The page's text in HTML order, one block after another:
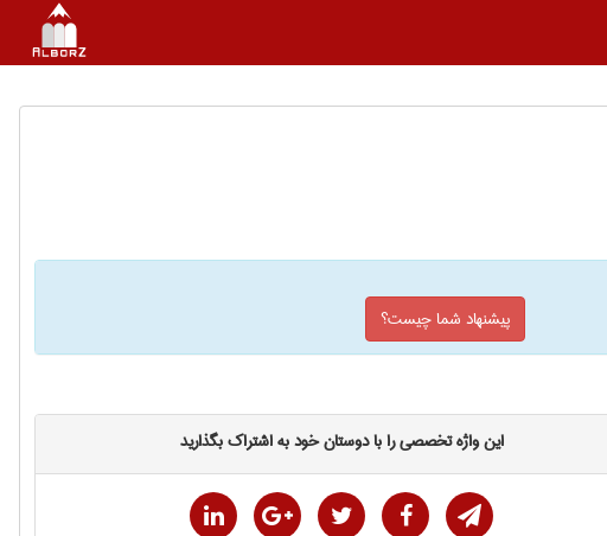
پیشنهاد شما چیست؟
این واژه تخصصی را با دوستان خود به اشتراک بگذارید